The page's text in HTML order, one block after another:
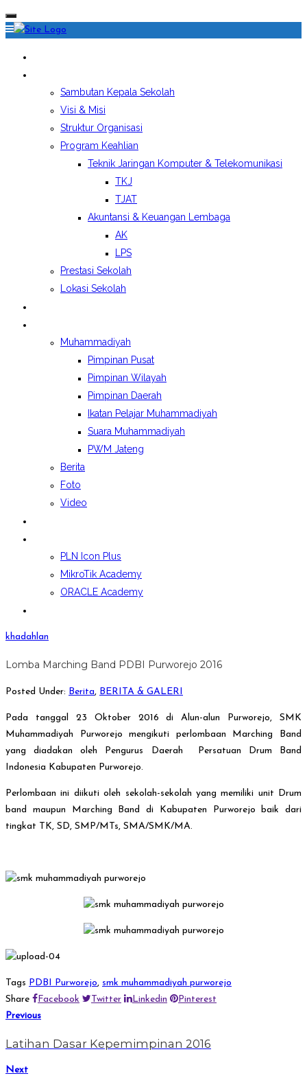
Sambutan Kepala Sekolah
Visi & Misi
Struktur Organisasi
Program Keahlian
Teknik Jaringan Komputer & Telekomunikasi
TKJ
TJAT
Akuntansi & Keuangan Lembaga
AK
LPS
Prestasi Sekolah
Lokasi Sekolah
Muhammadiyah
Pimpinan Pusat
Pimpinan Wilayah
Pimpinan Daerah
Ikatan Pelajar Muhammadiyah
Suara Muhammadiyah
PWM Jateng
Berita
Foto
Video
PLN Icon Plus
MikroTik Academy
ORACLE Academy
khadahlan
Lomba Marching Band PDBI Purworejo 2016
Posted Under: Berita, BERITA & GALERI
Pada tanggal 23 Oktober 2016 di Alun-alun Purworejo, SMK
Muhammadiyah Purworejo mengikuti perlombaan Marching Band
yang diadakan oleh Pengurus Daerah Persatuan Drum Band
Indonesia Kabupaten Purworejo.
Perlombaan ini diikuti oleh sekolah-sekolah yang memiliki unit Drum
band maupun Marching Band di Kabupaten Purworejo baik dari
tingkat TK, SD, SMP/MTs, SMA/SMK/MA.
Tags PDBI Purworejo, smk muhammadiyah purworejo
Share
Facebook Twitter Linkedin
Pinterest
Previous
Latihan Dasar Kepemimpinan 2016
Next